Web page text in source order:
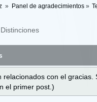
» Panel de agradecimientos»
Distinciones
relacionados con el
el primer post.)